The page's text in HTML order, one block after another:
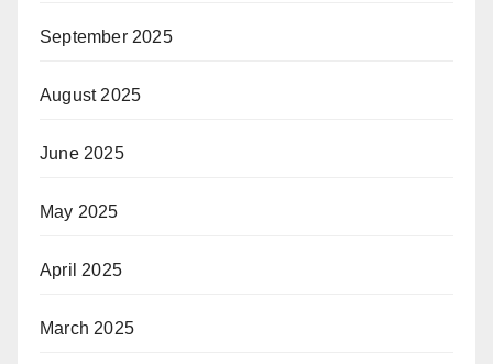
September 2025
August 2025
June 2025
May 2025
April 2025
March 2025